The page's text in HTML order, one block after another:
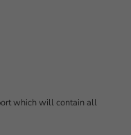
which will contain all